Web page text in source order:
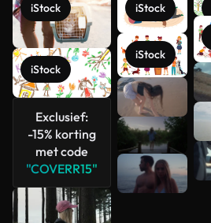
iStock
iStock
Exclusief:
-15% korting
met code
"COVERR15"
iStock
iStock